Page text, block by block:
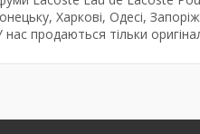
Харкові, Одесі,
У нас продаються тільки